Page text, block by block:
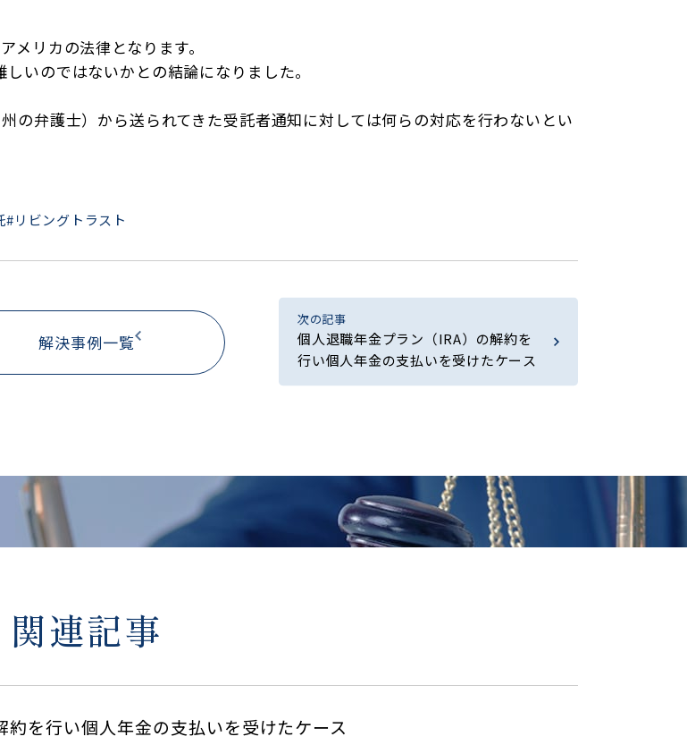
メリカの法律となります。
いのではないかとの結論になりました。
の弁護士）から送られてきた受託者通知に対しては何らの対応を行わないとい
#リビングトラスト
解決事例一覧
次の記事
個人退職年金プラン（IRA）の解約を
行い個人年金の支払いを受けたケース
関連記事
を行い個人年金の支払いを受けたケース